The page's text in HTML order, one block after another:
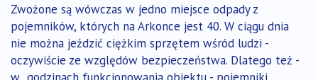
Zwożone są wówczas w jedno miejsce odpady z
pojemników, których na Arkonce jest 40. W ciągu dnia
nie można jeździć ciężkim sprzętem wśród ludzi -
oczywiście ze względów bezpieczeństwa. Dlatego też -